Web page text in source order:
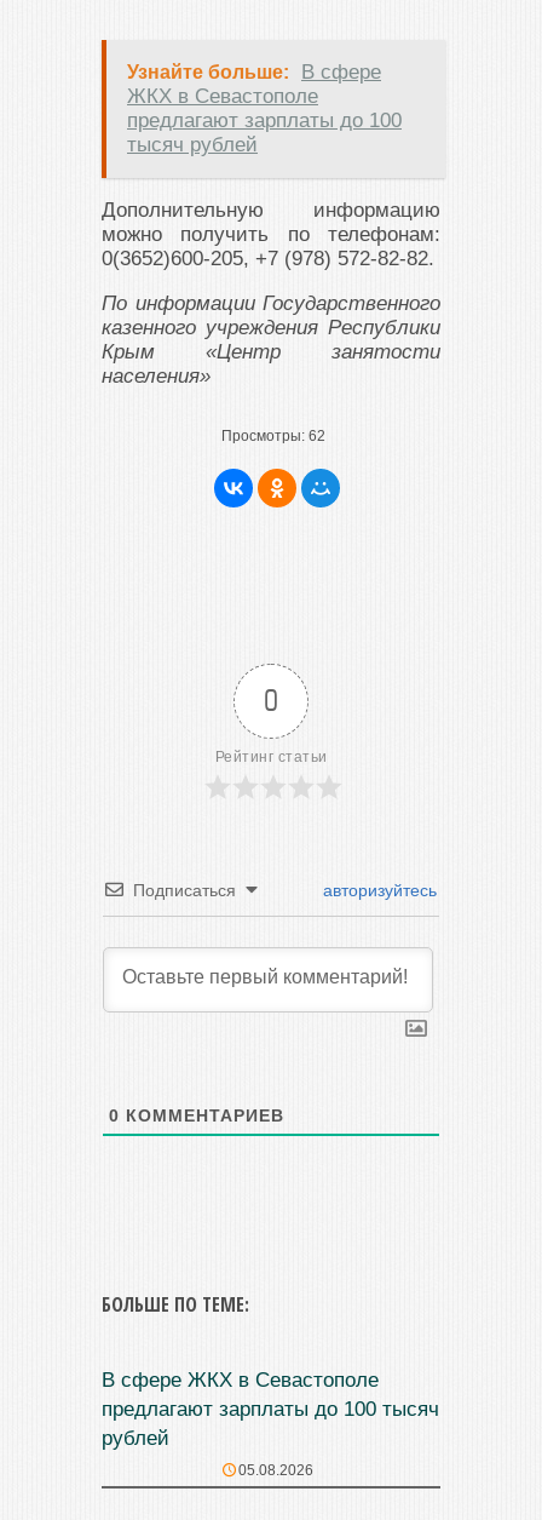
Узнайте больше:
В сфере
ЖКХ в Севастополе
предлагают зарплаты до 100
тысяч рублей
Дополнительную информацию
можно получить по телефонам:
0(3652)600-205, +7 (978) 572-82-82.
По информации Государственного
казенного учреждения Республики
Крым «Центр занятости
населения»
Просмотры: 62
0
Рейтинг статьи
Подписаться авторизуйтесь
0 КОММЕНТАРИЕВ
БОЛЬШЕ ПО ТЕМЕ:
В сфере ЖКХ в Севастополе
предлагают зарплаты до 100 тысяч
рублей
05.08.2026